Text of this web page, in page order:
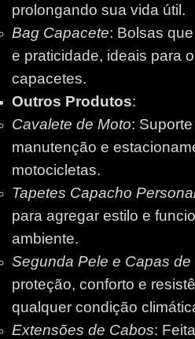
prolongando sua vida útil.
Bag Capacete: Bolsas
e praticidade, ideais para
capacetes.
Outros Produtos:
Cavalete de Moto:
manutenção e
motocicletas.
Tapetes Capacho
para agregar estilo e
ambiente.
Segunda Pele e Capas de
proteção, conforto e
qualquer condição
Extensões de Cabos: